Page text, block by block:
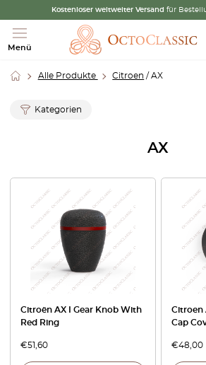
Kostenloser weltweiter Versand für
Menü
Alle Produkte Citroen / AX
Kategorien
AX
Citroën AX I Gear Knob With
Red Ring
€51,60
Citroen
Cap
€48,00